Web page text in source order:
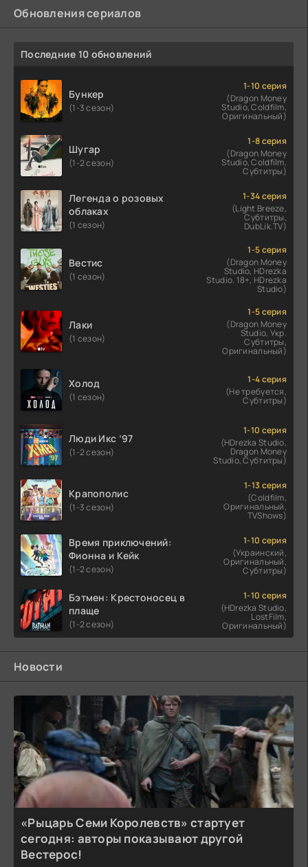
Обновления сериалов
Последние 10 обновлений
Бункер
(1-3 сезон)
1-10 серия
(Dragon Money
Studio, Coldfilm,
Оригинальный)
Шугар
(1-2 сезон)
1-8 серия
(Dragon Money
Studio, Coldfilm,
Субтитры)
Легенда о розовых
облаках
(1 сезон)
1-34 серия
(Light Breeze,
Субтитры,
DubLik.TV)
Вестис
(1 сезон)
1-5 серия
(Dragon Money
Studio, HDrezka
Studio. 18+, HDrezka
Studio)
Лаки
(1 сезон)
1-5 серия
(Dragon Money
Studio, Укр.
Субтитры,
Оригинальный)
Холод
(1 сезон)
1-4 серия
(Не требуется,
Субтитры)
Люди Икс ’97
(1-2 сезон)
1-10 серия
(HDrezka Studio,
Dragon Money
Studio, Субтитры)
Крапополис
(1-3 сезон)
1-13 серия
(Coldfilm,
Оригинальный,
TVShows)
Время приключений:
Фионна и Кейк
(1-2 сезон)
1-10 серия
(Украинский,
Оригинальный,
Субтитры)
Бэтмен: Крестоносец в
плаще
(1-2 сезон)
1-10 серия
(HDrezka Studio,
LostFilm,
Оригинальный)
Новости
«Рыцарь Семи Королевств» стартует
сегодня: авторы показывают другой
Вестерос!